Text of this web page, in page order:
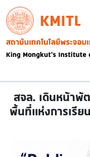
Skip to main content
KMITL
Image
สจล. เดินหน้าพั
พื้นที่แห่งการเรี